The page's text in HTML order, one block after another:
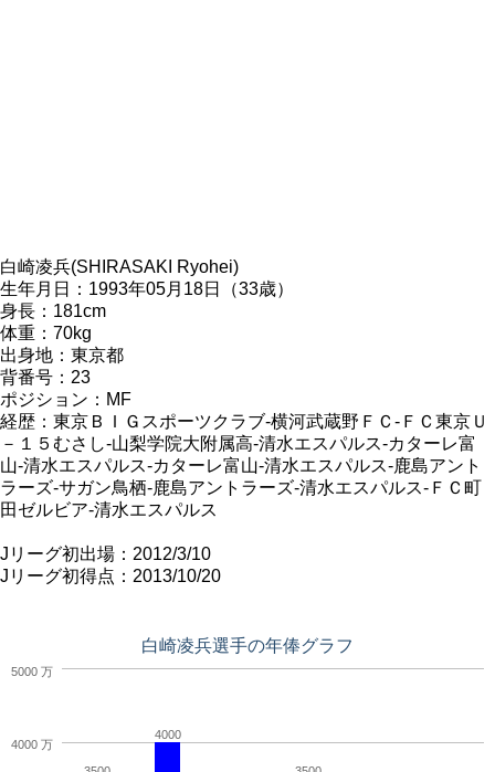
白崎凌兵(SHIRASAKI Ryohei)
生年月日：1993年05月18日（33歳）
身長：181cm
体重：70kg
出身地：東京都
背番号：23
ポジション：MF
経歴：東京ＢＩＧスポーツクラブ-横河武蔵野ＦＣ-ＦＣ東京Ｕ
－１５むさし-山梨学院大附属高-清水エスパルス-カターレ富
山-清水エスパルス-カターレ富山-清水エスパルス-鹿島アント
ラーズ-サガン鳥栖-鹿島アントラーズ-清水エスパルス-ＦＣ町
田ゼルビア-清水エスパルス
Jリーグ初出場：2012/3/10
Jリーグ初得点：2013/10/20
白崎凌兵選手の年俸グラフ
4000
4000 万
5000 万